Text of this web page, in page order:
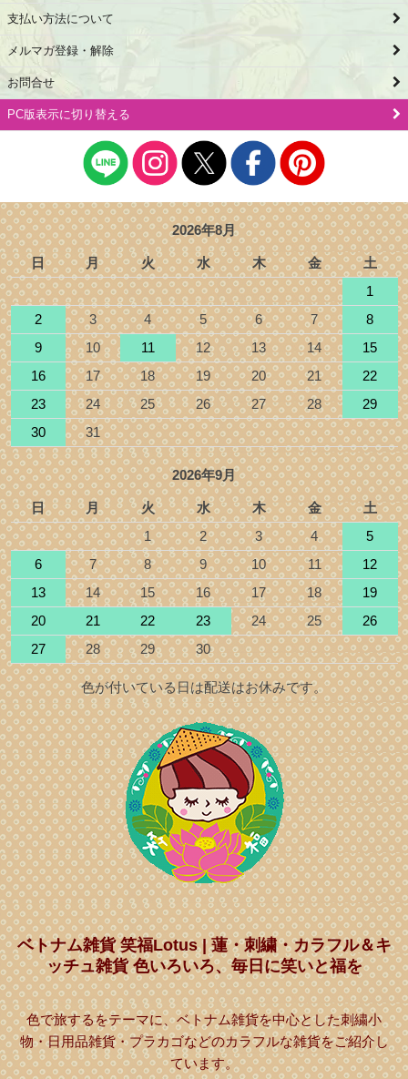
支払い方法について
メルマガ登録・解除
お問合せ
PC版表示に切り替える
2026年8月
日 月 火 水 木 金
土
1
2
3 4 5 6 7
8
9
10 11 12 13 14
15
16
17 18 19 20 21
22
23
24 25 26 27 28
29
30
31
2026年9月
日 月 火 水 木 金
土
1
2 3 4
5
6
7 8 9 10 11
12
13
14 15 16 17 18
19
20
21 22 23 24 25
26
27
28 29 30
色が付いている日は配送はお休みです。
ベトナム雑貨 笑福Lotus | 蓮・刺繍・カラフル＆キ
ッチュ雑貨 色いろいろ、毎日に笑いと福を
色で旅するをテーマに、ベトナム雑貨を中心とした刺繍小
物・日用品雑貨・プラカゴなどのカラフルな雑貨をご紹介し
ています。